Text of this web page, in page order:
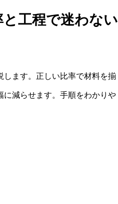
工程で迷わない
します。正しい比率で材料を揃
に減らせます。手順をわかりや